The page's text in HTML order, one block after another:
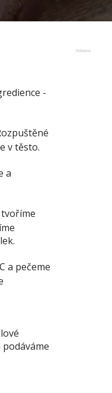
Reklama
-
v těsto.
a
a pečeme